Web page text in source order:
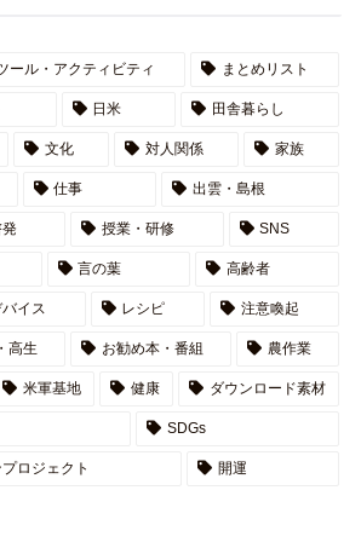
ール・アクティビティ まとめリスト
日米 田舎暮らし
文化 対人関係 家族
仕事 出雲・島根
授業・研修 SNS
言の葉 高齢者
イス レシピ 注意喚起
高生 お勧め本・番組 農作業
米軍基地 健康 ダウンロード素材
SDGs
ロジェクト 開運